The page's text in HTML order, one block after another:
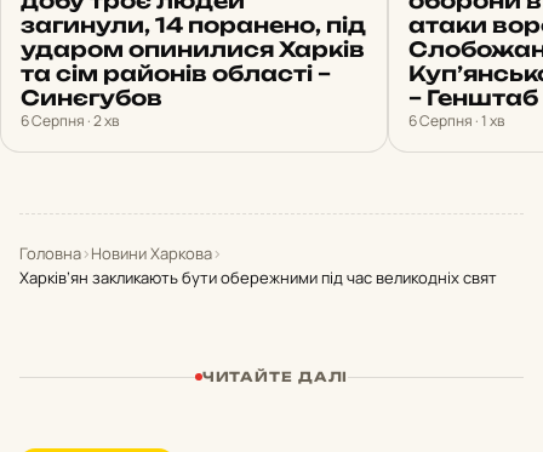
загинули, 14 поранено, під
ударом опинилися Харків
та сім районів області –
Синєгубов
6 Серпня · 2 хв
атаки
–
6 Серпня · 1 хв
Головна›Новини Харкова›
Харків’ян закликають бути обережними під час великодніх свят
ЧИТАЙТЕ ДАЛІ